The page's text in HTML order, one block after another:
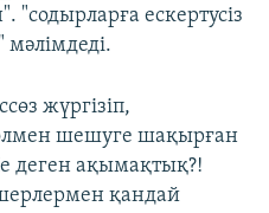
ескертусіз
мәлімдеді.
жүргізіп,
шешуге шақырған
деген ақымақтық?!
қандай